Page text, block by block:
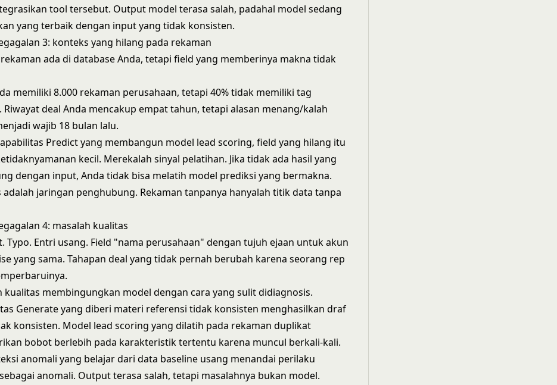
tool tersebut. Output model terasa salah, padahal model sedang
yang terbaik dengan input yang tidak konsisten.
3: konteks yang hilang pada rekaman
ada di database Anda, tetapi field yang memberinya makna tidak
memiliki 8.000 rekaman perusahaan, tetapi 40% tidak memiliki tag
Riwayat deal Anda mencakup empat tahun, tetapi alasan menang/kalah
wajib 18 bulan lalu.
Predictyang membangun model lead scoring, field yang hilang itu
kecil. Merekalah sinyal pelatihan. Jika tidak ada hasil yang
dengan input, Anda tidak bisa melatih model prediksi yang bermakna.
adalah jaringan penghubung. Rekaman tanpanya hanyalah titik data tanpa
4: masalah kualitas
Typo. Entri usang. Field "nama perusahaan" dengan tujuh ejaan untuk akun
yang sama. Tahapan deal yang tidak pernah berubah karena seorang rep
kualitas membingungkan model dengan cara yang sulit didiagnosis.
Generateyang diberi materi referensi tidak konsisten menghasilkan draf
konsisten. Model lead scoring yang dilatih pada rekaman duplikat
bobot berlebih pada karakteristik tertentu karena muncul berkali-kali.
anomali yang belajar dari data baseline usang menandai perilaku
anomali. Output terasa salah, tetapi masalahnya bukan model.